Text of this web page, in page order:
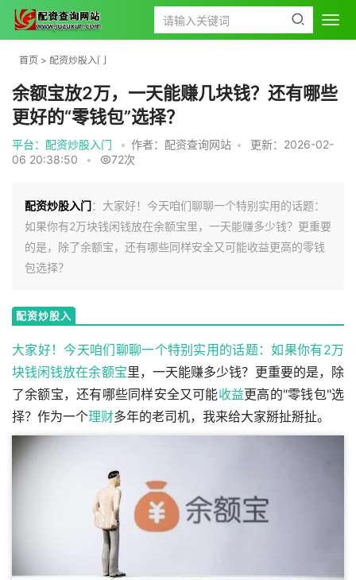
首页 > 配资炒股入门
余额宝放2万，一天能赚几块钱？还有哪些
更好的“零钱包”选择？
平台：配资炒股入门 • 作者：配资查询网站 •
更新：2026-02-
06 20:38:50
• 72次
配资炒股入门：大家好！今天咱们聊聊一个特别实用的话题：
如果你有2万块钱闲钱放在余额宝里，一天能赚多少钱？更重要
的是，除了余额宝，还有哪些同样安全又可能收益更高的零钱
包选择？
配资炒股入
大家好！今天咱们聊聊一个特别实用的话题：如果你有2万
块钱闲钱放在余额宝里，一天能赚多少钱？更重要的是，除
了余额宝，还有哪些同样安全又可能收益更高的"零钱包"选
择？作为一个理财多年的老司机，我来给大家掰扯掰扯。